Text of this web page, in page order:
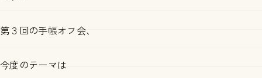
第３回の手帳オフ会、
今度のテーマは